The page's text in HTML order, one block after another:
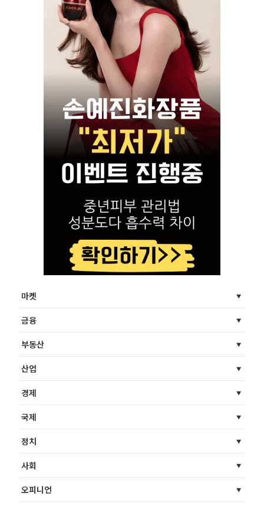
마켓
금융
부동산
산업
경제
국제
정치
사회
오피니언